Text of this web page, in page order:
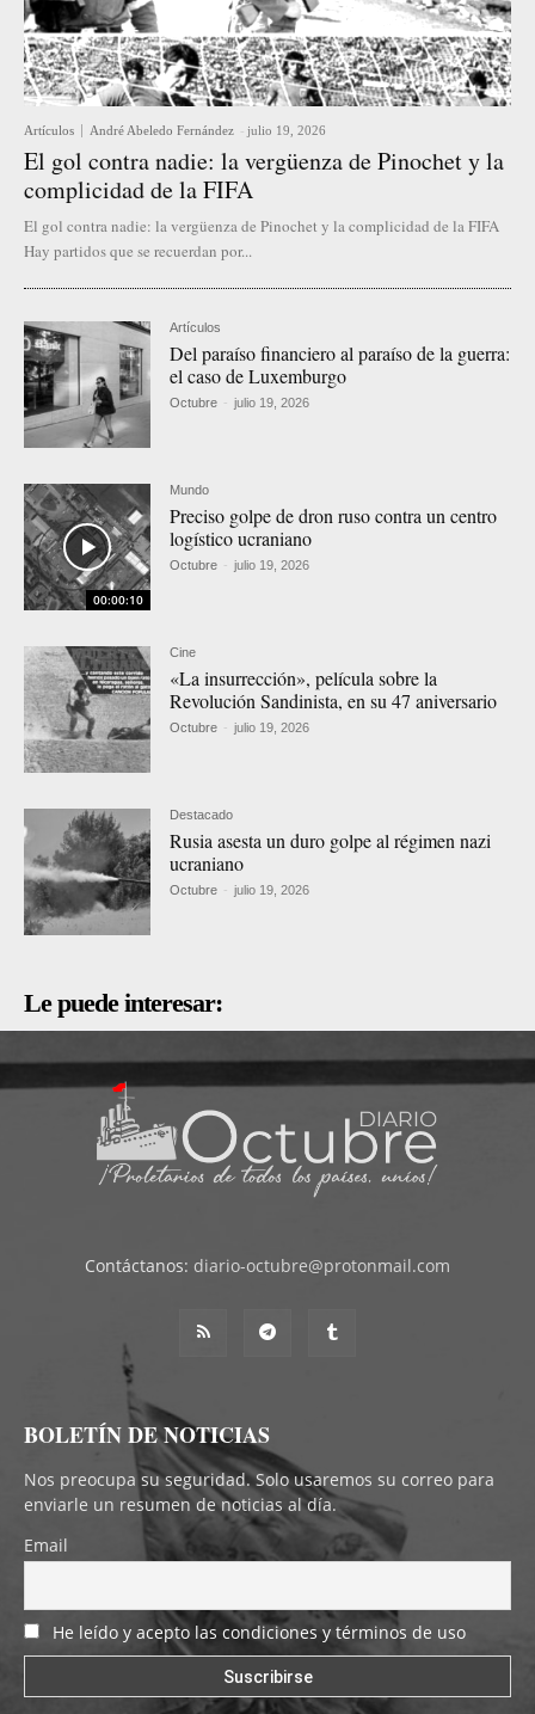
Artículos André Abeledo Fernández - julio 19, 2026
El gol contra nadie: la vergüenza de Pinochet y la
complicidad de la FIFA
El gol contra nadie: la vergüenza de Pinochet y la complicidad de la FIFA
Hay partidos que se recuerdan por...
Artículos
Del paraíso financiero al paraíso de la guerra:
el caso de Luxemburgo
Octubre - julio 19, 2026
00:00:10
Mundo
Preciso golpe de dron ruso contra un centro
logístico ucraniano
Octubre - julio 19, 2026
Cine
«La insurrección», película sobre la
Revolución Sandinista, en su 47 aniversario
Octubre - julio 19, 2026
Destacado
Rusia asesta un duro golpe al régimen nazi
ucraniano
Octubre - julio 19, 2026
Le puede interesar:
Contáctanos: diario-octubre@protonmail.com
BOLETÍN DE NOTICIAS
Nos preocupa su seguridad. Solo usaremos su correo para
enviarle un resumen de noticias al día.
Email
He leído y acepto las condiciones y términos de uso